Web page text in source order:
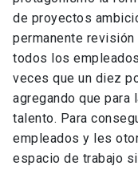
de proyectos
permanente
todos los
veces que un diez
agregando que para
talento. Para
empleados y les
espacio de trabajo